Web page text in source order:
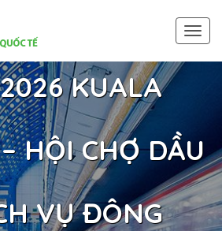
KUALA
HỘI CHỢ DẦU
VỤ ĐÔNG